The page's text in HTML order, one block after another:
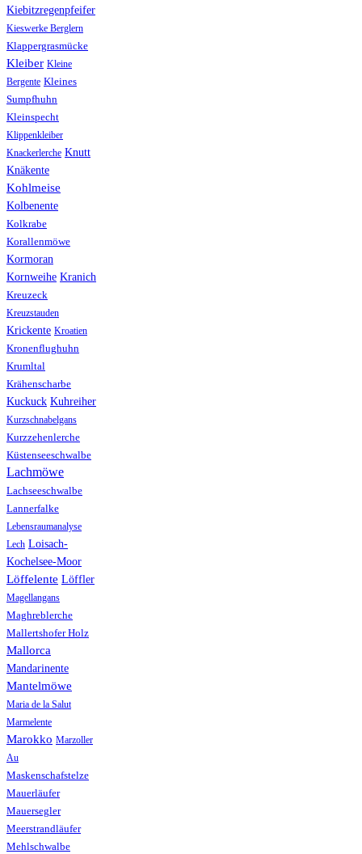
Kiebitzregenpfeifer
Kieswerke Berglern
Klappergrasmücke
Kleiber Kleine
Bergente Kleines
Sumpfhuhn
Kleinspecht
Klippenkleiber
Knackerlerche Knutt
Knäkente
Kohlmeise
Kolbenente
Kolkrabe
Korallenmöwe
Kormoran
Kornweihe Kranich
Kreuzeck
Kreuzstauden
Krickente Kroatien
Kronenflughuhn
Krumltal
Krähenscharbe
Kuckuck Kuhreiher
Kurzschnabelgans
Kurzzehenlerche
Küstenseeschwalbe
Lachmöwe
Lachseeschwalbe
Lannerfalke
Lebensraumanalyse
Lech Loisach-
Kochelsee-Moor
Löffelente Löffler
Magellangans
Maghreblerche
Mallertshofer Holz
Mallorca
Mandarinente
Mantelmöwe
Maria de la Salut
Marmelente
Marokko Marzoller
Au
Maskenschafstelze
Mauerläufer
Mauersegler
Meerstrandläufer
Mehlschwalbe